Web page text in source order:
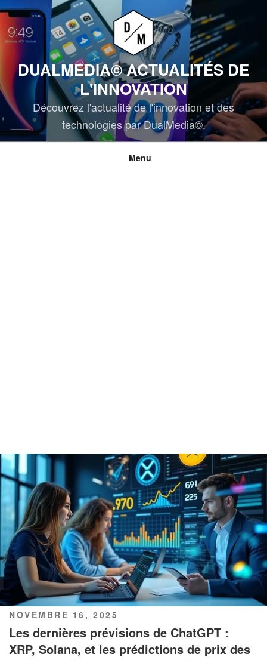
Aller
au
contenu
DUALMEDIA© ACTUALITÉS DE
L'INNOVATION
Découvrez l'actualité de l'innovation et des
technologies par DualMedia©.
Menu
PUBLIÉ
LE
NOVEMBRE 16, 2025
Les dernières prévisions de ChatGPT :
XRP, Solana, et les prédictions de prix des